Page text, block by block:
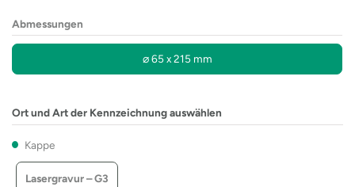
Abmessungen
⌀ 65 x 215 mm
Ort und Art der Kennzeichnung auswählen
Kappe
Lasergravur – G3